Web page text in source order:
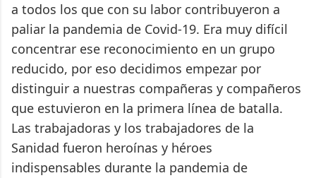
a todos los que con su labor contribuyeron a
paliar la pandemia de Covid-19. Era muy difícil
concentrar ese reconocimiento en un grupo
reducido, por eso decidimos empezar por
distinguir a nuestras compañeras y compañeros
que estuvieron en la primera línea de batalla.
Las trabajadoras y los trabajadores de la
Sanidad fueron heroínas y héroes
indispensables durante la pandemia de